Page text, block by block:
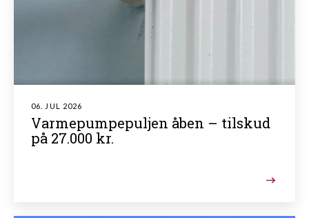
06. JUL 2026
Varmepumpepuljen åben – tilskud
på 27.000 kr.